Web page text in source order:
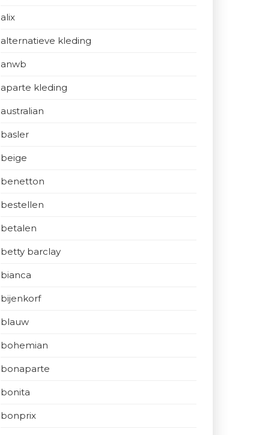
alix
alternatieve kleding
anwb
aparte kleding
australian
basler
beige
benetton
bestellen
betalen
betty barclay
bianca
bijenkorf
blauw
bohemian
bonaparte
bonita
bonprix